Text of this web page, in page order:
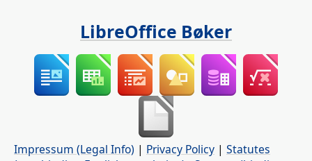
LibreOffice Bøker
Impressum (Legal Info) | Privacy Policy | Statutes